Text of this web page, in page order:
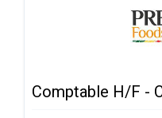
Comptable H/F -